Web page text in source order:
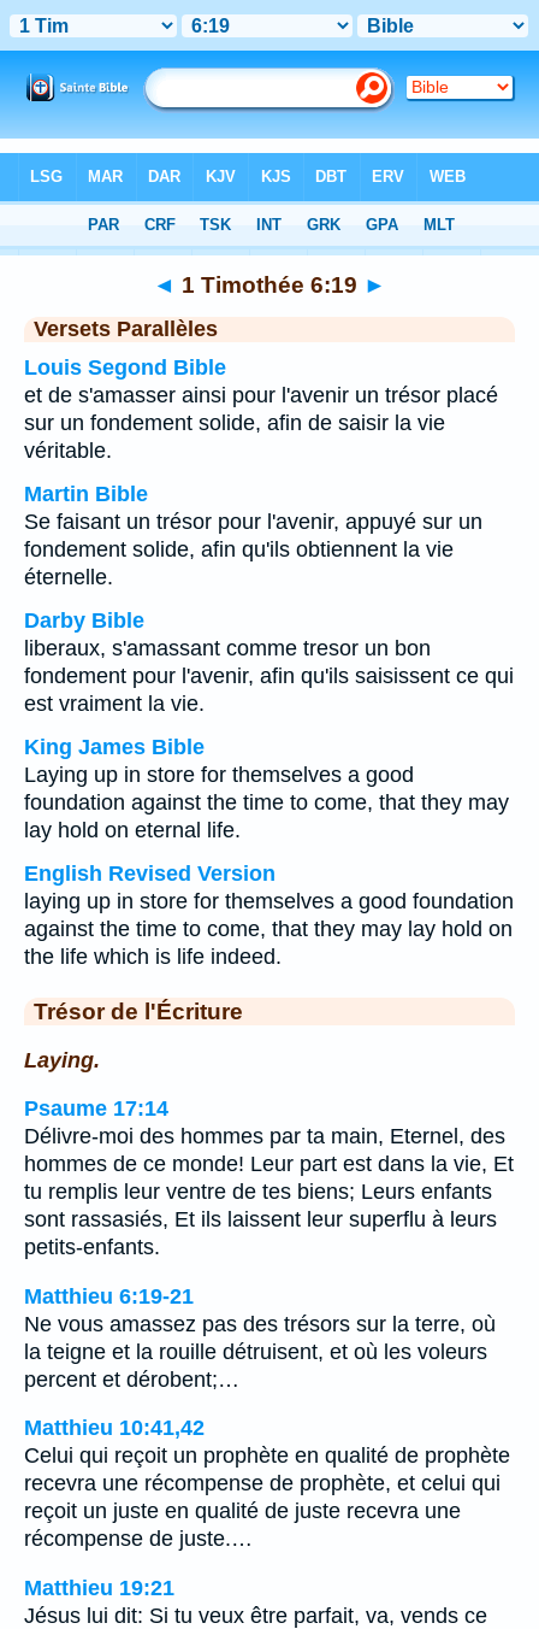
Chapitre 6 > Verset 19
◄ 1 Timothée 6:19 ►
Versets Parallèles
Louis Segond Bible
et de s'amasser ainsi pour l'avenir un trésor placé
sur un fondement solide, afin de saisir la vie
véritable.
Martin Bible
Se faisant un trésor pour l'avenir, appuyé sur un
fondement solide, afin qu'ils obtiennent la vie
éternelle.
Darby Bible
liberaux, s'amassant comme tresor un bon
fondement pour l'avenir, afin qu'ils saisissent ce qui
est vraiment la vie.
King James Bible
Laying up in store for themselves a good
foundation against the time to come, that they may
lay hold on eternal life.
English Revised Version
laying up in store for themselves a good foundation
against the time to come, that they may lay hold on
the life which is life indeed.
Trésor de l'Écriture
Laying.
Psaume 17:14
Délivre-moi des hommes par ta main, Eternel, des
hommes de ce monde! Leur part est dans la vie, Et
tu remplis leur ventre de tes biens; Leurs enfants
sont rassasiés, Et ils laissent leur superflu à leurs
petits-enfants.
Matthieu 6:19-21
Ne vous amassez pas des trésors sur la terre, où
la teigne et la rouille détruisent, et où les voleurs
percent et dérobent;…
Matthieu 10:41,42
Celui qui reçoit un prophète en qualité de prophète
recevra une récompense de prophète, et celui qui
reçoit un juste en qualité de juste recevra une
récompense de juste.…
Matthieu 19:21
Jésus lui dit: Si tu veux être parfait, va, vends ce